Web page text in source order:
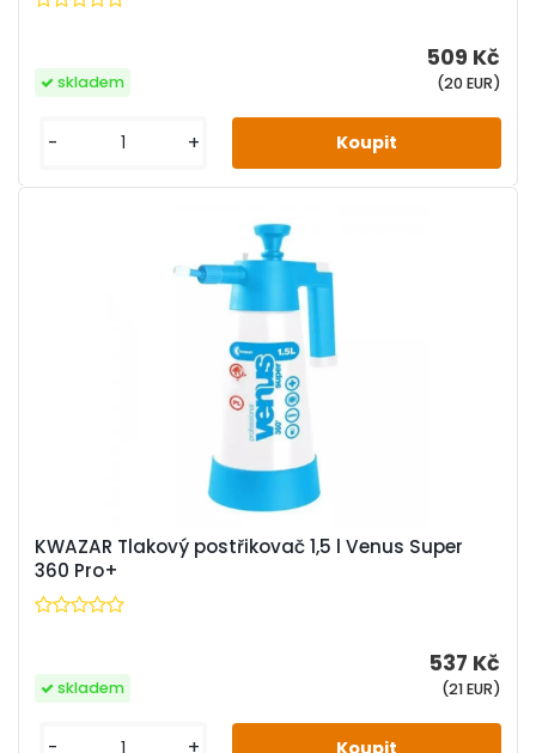
509 Kč
(20 EUR)
skladem
- +
KWAZAR Tlakový postřikovač 1,5 l Venus Super
360 Pro+
537 Kč
(21 EUR)
skladem